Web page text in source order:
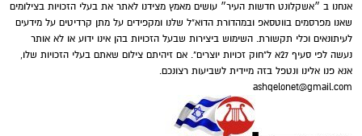
אנחנו ב ״אשקלונט חדשות העיר״ עושים מאמץ מצידנו לאתר את בעלי הזכויות בצילומים
שאנו מפרסמים בווטסאפ ובמהדורת הדוא"ל שלנו ומקפידים על מתן קרדיטים על מידעים
לעיתונאים וכלי תקשורת. השימוש ביצירות שבעל הזכויות בהן אינו ידוע או לא אותר
נעשה לפי סעיף 27א ל"חוק זכויות יוצרים". אם זיהיתם צילום שאתם בעלי הזכויות שלו,
אנא פנו אלינו ונטפל בזה מיידית לשביעות רצונכם.
ashqelonet@gmail.com